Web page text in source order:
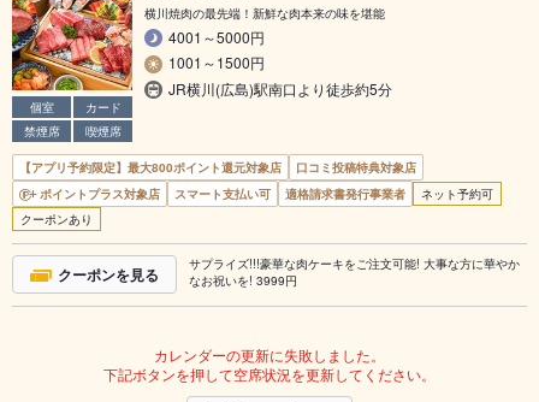
個室
カード
禁煙席
喫煙席
横川焼肉の最先端！新鮮な肉本来の味を堪能
4001～5000円
1001～1500円
JR横川(広島)駅南口より徒歩約5分
【アプリ予約限定】最大800ポイント還元対象店
口コミ投稿特典対象店
ポイントプラス対象店
スマート支払い可 適格請求書発行事業者
ネット予約可
クーポンあり
クーポンを見る
サプライズ!!!豪華な肉ケーキをご注文可能! 大事な方に華やか
なお祝いを! 3999円
カレンダーの更新に失敗しました。
下記ボタンを押して空席状況を更新してください。